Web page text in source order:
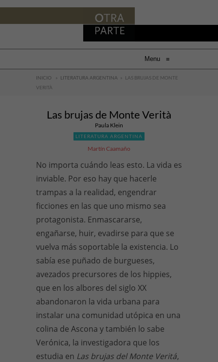
Menu ≡
INICIO » LITERATURA ARGENTINA » LAS BRUJAS DE MONTE
VERITÀ
Las brujas de Monte Verità
Paula Klein
LITERATURA ARGENTINA
Martín Caamaño
No importa cuándo leas esto. La vida es
inviable. Por eso hay que hacerle
trampas a la realidad, engendrar
ficciones en las que uno mismo sea
protagonista. Enmascararse,
engañarse, huir, evadirse para que se
vuelva más soportable la existencia. Lo
sabía ese puñado de burgueses,
avezados precursores de los hippies,
que en los albores del siglo XX
abandonaron la vida urbana para
instalar una comunidad utópica en una
colina de Ascona y también lo sabe
Verónica, la investigadora que los
estudia en Las brujas del Monte Veritá,